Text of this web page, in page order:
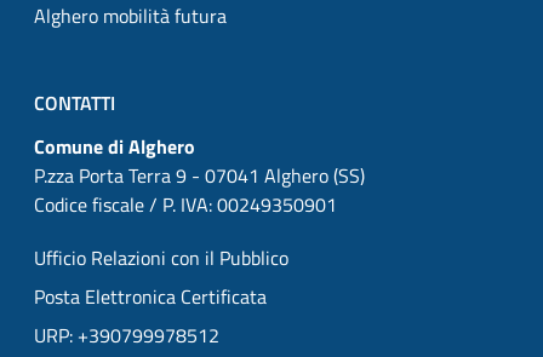
Alghero mobilità futura
CONTATTI
Comune di Alghero
P.zza Porta Terra 9 - 07041 Alghero (SS)
Codice fiscale / P. IVA: 00249350901
Ufficio Relazioni con il Pubblico
Posta Elettronica Certificata
URP: +390799978512